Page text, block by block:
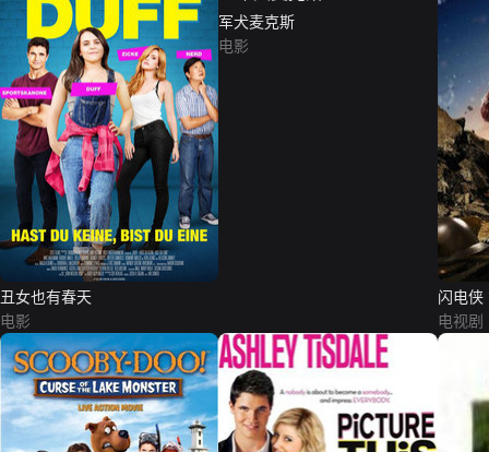
丑女也有春天
电影
军犬麦克斯
电影
闪电侠
电视剧